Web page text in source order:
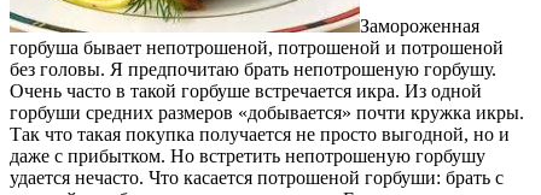
Замороженная
горбуша бывает непотрошеной, потрошеной и потрошеной
без головы. Я предпочитаю брать непотрошеную горбушу.
Очень часто в такой горбуше встречается икра. Из одной
горбуши средних размеров «добывается» почти кружка икры.
Так что такая покупка получается не просто выгодной, но и
даже с прибытком. Но встретить непотрошеную горбушу
удается нечасто. Что касается потрошеной горбуши: брать с